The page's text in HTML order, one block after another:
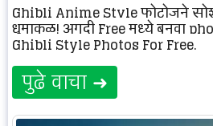
Ghibli Anime Style फोटोजने
धुमाकूळ! अगदी Free मध्ये बनवा
Ghibli Style Photos For Free.
पुढे वाचा ➜